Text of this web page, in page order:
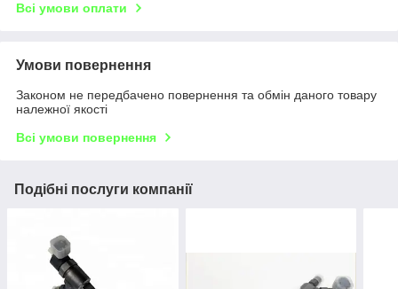
Всі умови оплати
Умови повернення
Законом не передбачено повернення та обмін даного товару
належної якості
Всі умови повернення
Подібні послуги компанії